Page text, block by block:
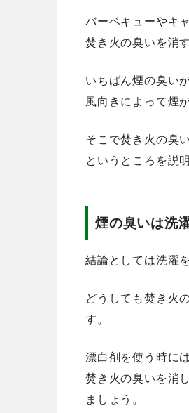
バーベキューやキ
焚き火の臭いを消
いちばん煙の臭い
風向きによって煙
そこで焚き火の臭
というところを説
煙の臭いは洗
結論としては洗濯
どうしても焚き火
す。
漂白剤を使う時に
焚き火の臭いを消
ましょう。